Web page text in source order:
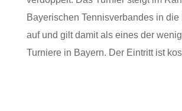
Bayerischen Tennisverbandes in die
auf und gilt damit als eines der
Turniere in Bayern. Der Eintritt ist